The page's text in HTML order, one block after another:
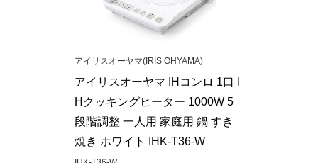
アイリスオーヤマ(IRIS OHYAMA)
アイリスオーヤマ IHコンロ 1口 I
Hクッキングヒーター 1000W 5
段階調整 一人用 家庭用 鍋 すき
焼き ホワイト IHK-T36-W